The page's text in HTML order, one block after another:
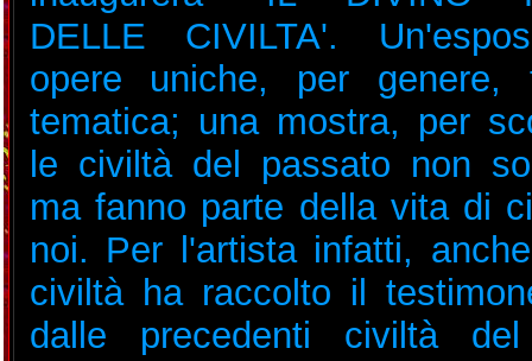
DELLE CIVILTA'.
opere uniche, per genere,
tematica; una mostra, per
le civiltà del passato non
ma fanno parte della vita di
noi. Per l'artista infatti,
civiltà ha raccolto il
dalle precedenti civiltà